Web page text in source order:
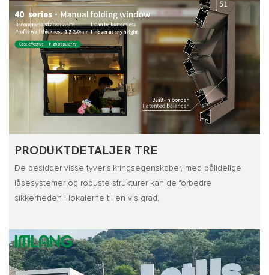
PRODUKTDETALJER TRE
De besidder visse tyverisikringsegenskaber, med pålidelige
låsesystemer og robuste strukturer kan de forbedre
sikkerheden i lokalerne til en vis grad.